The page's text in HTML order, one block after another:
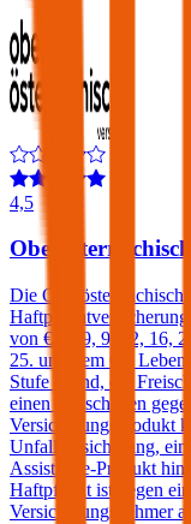
4,5
Die
von € 7,79, 9, 12, 16,
25. und dem 69.
Stufe 0 sind, ein
einen Freischaden
Versicherungsprodukt
Unfallversicherung,
Assistance-Produkt
Haftpflicht ist gegen
Versicherungsnehmer